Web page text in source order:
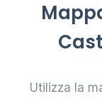
Utilizza la